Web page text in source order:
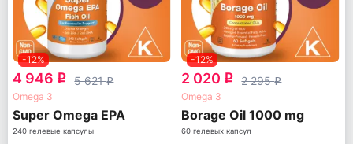
-12%
4 946 q 5 621q
Omega 3
Super Omega EPA
240 гелевые капсулы
-12%
2 020 q 2 295q
Omega 3
Borage Oil 1000 mg
60 гелевых капсул